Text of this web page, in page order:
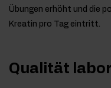
Übungen erhöht und die
Kreatin pro Tag eintritt.
Qualität